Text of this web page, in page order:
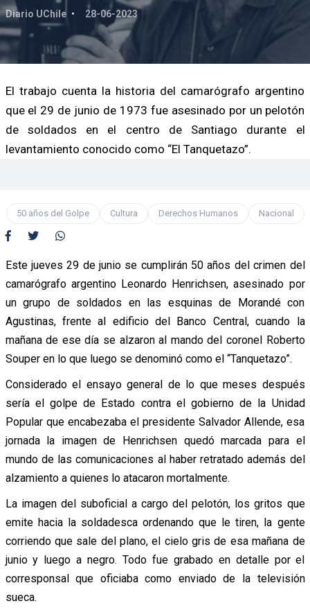
Diario UChile 28-06-2023
El trabajo cuenta la historia del camarógrafo argentino
que el 29 de junio de 1973 fue asesinado por un pelotón
de soldados en el centro de Santiago durante el
levantamiento conocido como “El Tanquetazo”.
50 años del Golpe Cultura Derechos Humanos Nacional
Este jueves 29 de junio se cumplirán 50 años del crimen del
camarógrafo argentino Leonardo Henrichsen, asesinado por
un grupo de soldados en las esquinas de Morandé con
Agustinas, frente al edificio del Banco Central, cuando la
mañana de ese día se alzaron al mando del coronel Roberto
Souper en lo que luego se denominó como el “Tanquetazo”.
Considerado el ensayo general de lo que meses después
sería el golpe de Estado contra el gobierno de la Unidad
Popular que encabezaba el presidente Salvador Allende, esa
jornada la imagen de Henrichsen quedó marcada para el
mundo de las comunicaciones al haber retratado además del
alzamiento a quienes lo atacaron mortalmente.
La imagen del suboficial a cargo del pelotón, los gritos que
emite hacia la soldadesca ordenando que le tiren, la gente
corriendo que sale del plano, el cielo gris de esa mañana de
junio y luego a negro. Todo fue grabado en detalle por el
corresponsal que oficiaba como enviado de la televisión
sueca.